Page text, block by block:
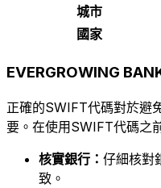
城市
國家
EVERGROWING
正確的SWIFT代碼對於避
要。在使用SWIFT代碼之
核實銀行： 仔細核對
致。